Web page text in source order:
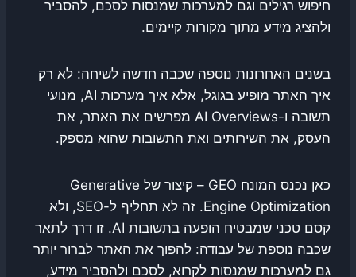
חיפוש רגילים וגם למערכות שמנסות לסכם, להסביר
ולהציג מידע מתוך מקורות קיימים.
בשנים האחרונות נוספה שכבה חדשה לשיחה: לא רק
איך האתר מופיע בגוגל, אלא איך מערכות AI, מנועי
תשובה ו-AI Overviews מפרשים את האתר, את
העסק, את השירותים ואת התשובות שהוא מספק.
כאן נכנס המונח GEO – קיצור של Generative
Engine Optimization. זה לא תחליף ל-SEO, ולא
קסם טכני שמבטיח הופעה בתשובות AI. זו דרך לתאר
שכבה נוספת של עבודה: להפוך את האתר לברור יותר
גם למערכות שמנסות לקרוא, לסכם ולהסביר מידע,